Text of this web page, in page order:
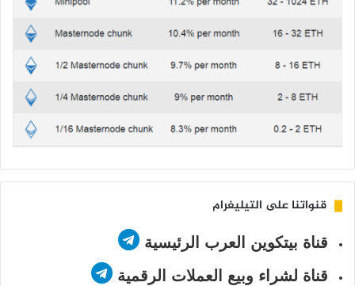
قنواتنا على التيليغرام
قناة بيتكوين العرب الرئيسية
قناة لشراء وبيع العملات الرقمية